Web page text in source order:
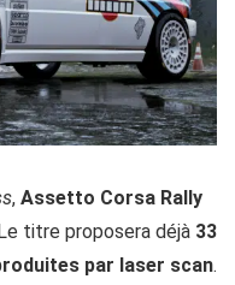
, Assetto Corsa Rally
titre proposera déjà 33
par laser scan.